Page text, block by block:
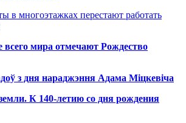
в многоэтажках перестают работать
всего мира отмечают Рождество
з дня нараджэння Адама Міцкевіча
К 140-летию со дня рождения